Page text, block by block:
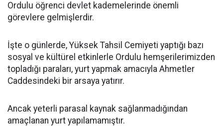
Ordulu öğrenci devlet kademelerinde önemli
görevlere gelmişlerdir.
İşte o günlerde, Yüksek Tahsil Cemiyeti yaptığı bazı
sosyal ve kültürel etkinlerle Ordulu hemşerilerimizden
topladığı paraları, yurt yapmak amacıyla Ahmetler
Caddesindeki bir arsaya yatırır.
Ancak yeterli parasal kaynak sağlanmadığından
amaçlanan yurt yapılamamıştır.